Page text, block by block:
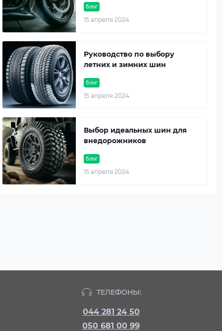
блог
15 апреля 2024
блог
15 апреля 2024
Руководство по выбору
летних и зимних шин
блог
15 апреля 2024
Выбор идеальных шин для
внедорожников
ТЕЛЕФОНЫ:
044 281 24 50
050 681 00 99